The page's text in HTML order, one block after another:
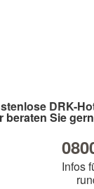
DRK-
beraten Sie
Infos